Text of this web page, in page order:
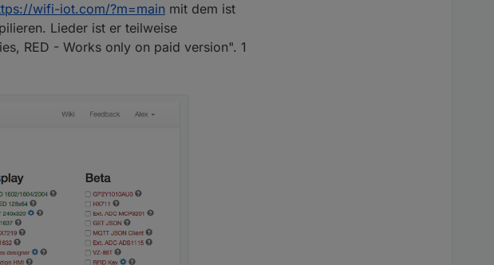
wifi-iot.com/?m=main mit dem ist
Lieder ist er teilweise
RED - Works only on paid version". 1